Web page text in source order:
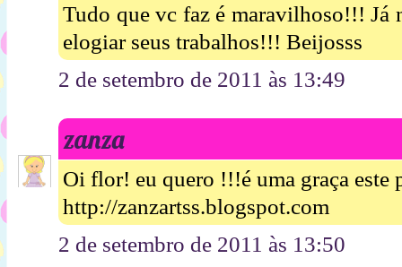
Tudo que vc faz é maravilhoso!!! Já
elogiar seus trabalhos!!! Beijosss
2 de setembro de 2011 às 13:49
zanza
Oi flor! eu quero !!!é uma graça este
http://zanzartss.blogspot.com
2 de setembro de 2011 às 13:50